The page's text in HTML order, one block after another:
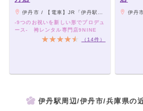
伊丹市 / 【電車】JR「伊丹駅」から徒歩約1分
-9つのお祝いを新しい形でプロデュ
ース- 袴レンタル専門店9NINE
（14件）
伊丹市 / 阪急伊丹
伊丹駅周辺/伊丹市/兵庫県の